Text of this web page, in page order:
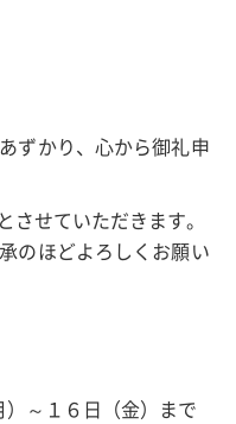
ずかり、心から御礼申
させていただきます。
のほどよろしくお願い
～１６日（金）まで